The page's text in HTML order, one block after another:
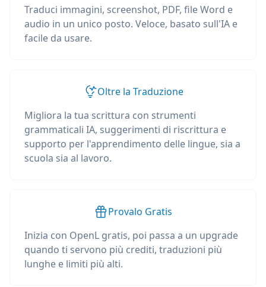
Traduci immagini, screenshot, PDF, file Word e
audio in un unico posto. Veloce, basato sull'IA e
facile da usare.
Oltre la Traduzione
Migliora la tua scrittura con strumenti
grammaticali IA, suggerimenti di riscrittura e
supporto per l'apprendimento delle lingue, sia a
scuola sia al lavoro.
Provalo Gratis
Inizia con OpenL gratis, poi passa a un upgrade
quando ti servono più crediti, traduzioni più
lunghe e limiti più alti.